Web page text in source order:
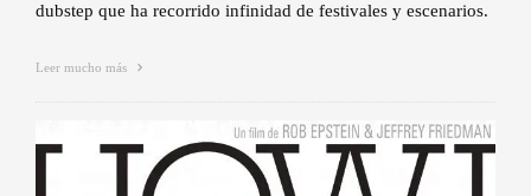
dubstep que ha recorrido infinidad de festivales y escenarios.
Leer mucho más